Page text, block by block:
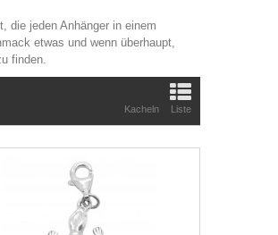
die jeden Anhänger in einem
etwas und wenn überhaupt,
finden.
Kacheln Liste